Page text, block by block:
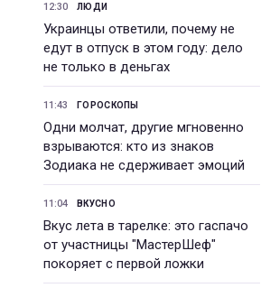
12:30 ЛЮДИ
Украинцы ответили, почему не
едут в отпуск в этом году: дело
не только в деньгах
11:43 ГОРОСКОПЫ
Одни молчат, другие мгновенно
взрываются: кто из знаков
Зодиака не сдерживает эмоций
11:04 ВКУСНО
Вкус лета в тарелке: это гаспачо
от участницы "МастерШеф"
покоряет с первой ложки